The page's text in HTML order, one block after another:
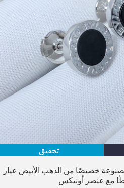
تحقيق
خصيصًا من الذهب الأبيض عيار